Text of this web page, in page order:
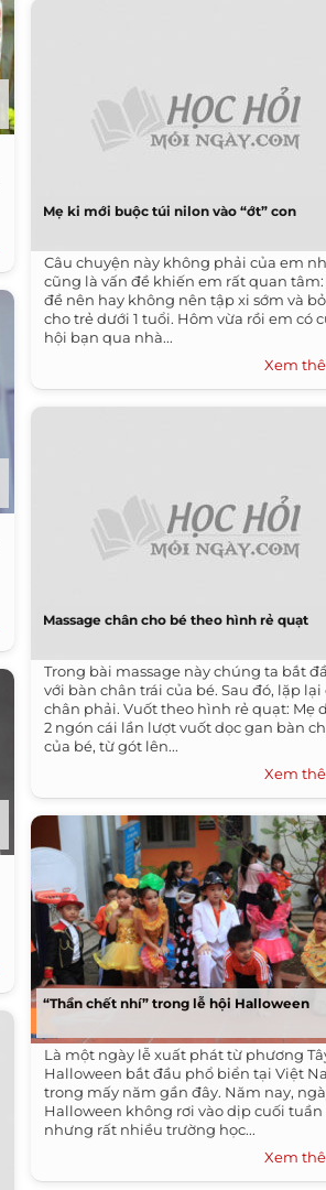
Mẹ ki mới buộc túi nilon vào “ớt” con
Câu chuyện này không phải của em
cũng là vấn đề khiến em rất quan tâm:
đề nên hay không nên tập xi sớm và
cho trẻ dưới 1 tuổi. Hôm vừa rồi em có
hội bạn qua nhà...
Xem
Massage chân cho bé theo hình rẻ quạt
Trong bài massage này chúng ta bắt
với bàn chân trái của bé. Sau đó, lặp lại
chân phải. Vuốt theo hình rẻ quạt: Mẹ
2 ngón cái lần lượt vuốt dọc gan bàn
của bé, từ gót lên...
Xem
“Thần chết nhí” trong lễ hội Halloween
Là một ngày lễ xuất phát từ phương
Halloween bắt đầu phổ biển tại Việt
trong mấy năm gần đây. Năm nay,
Halloween không rơi vào dịp cuối tuần
nhưng rất nhiều trường học...
Xem